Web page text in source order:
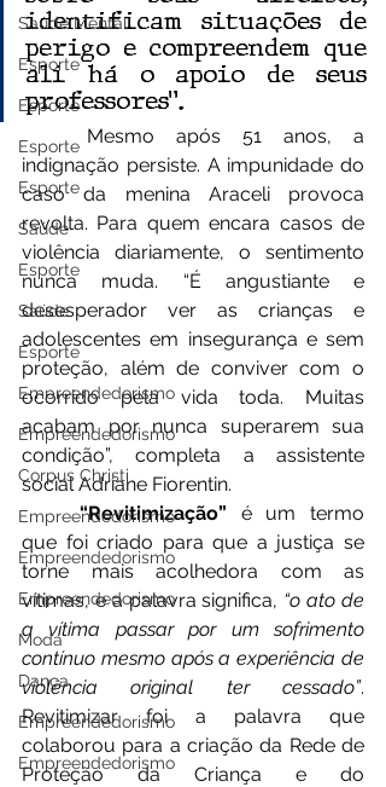
Saúde Mental
Esporte
Esporte
Esporte
Esporte
Saúde
Esporte
Saúde
Esporte
Empreendedorismo
Empreendedorismo
Corpus Christi
Empreendedorismo
Empreendedorismo
Empreendedorismo
Moda
Dança
Empreendedorismo
Empreendedorismo
identificam situações de
perigo e compreendem que
ali há o apoio de seus
professores”.
	Mesmo após 51 anos, a
indignação persiste. A impunidade do
caso da menina Araceli provoca
revolta. Para quem encara casos de
violência diariamente, o sentimento
nunca muda. “É angustiante e
desesperador ver as crianças e
adolescentes em insegurança e sem
proteção, além de conviver com o
ocorrido pela vida toda. Muitas
acabam por nunca superarem sua
condição”, completa a assistente
social Adriane Fiorentin.
“Revitimização” é um termo
que foi criado para que a justiça se
torne mais acolhedora com as
vítimas, e a palavra significa, “o ato de
a vítima passar por um sofrimento
contínuo mesmo após a experiência de
violência original ter cessado”.
Revitimizar foi a palavra que
colaborou para a criação da Rede de
Proteção da Criança e do